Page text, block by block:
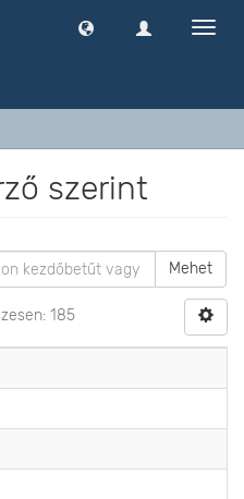
szerint
Mehet
185